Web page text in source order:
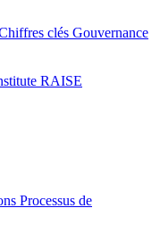
clés Gouvernance
RAISE
Processus de